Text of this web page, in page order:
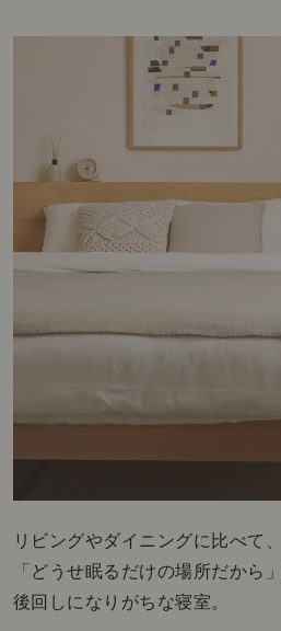
リビングやダイニングに比べて、
「どうせ眠るだけの場所だから
後回しになりがちな寝室。